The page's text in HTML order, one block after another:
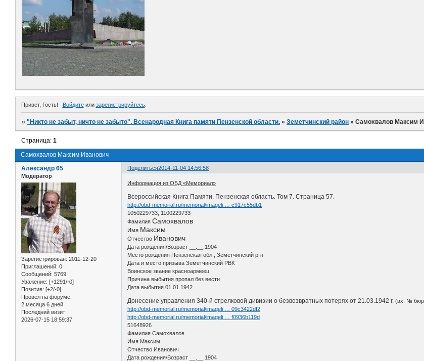
Привет, Гость! Войдитеили зарегистрируйтесь.
»"Никто не забыт, ничто не забыто". Всенародная Книга памяти Пензенской области. »Земетчинский район »Самохвалов Максим
Самохвалов Максим Иванович
Страница:1
Поделиться2014-11-04 14:56:58
Александр 65
Модератор
Зарегистрирован: 2011-12-20
Приглашений: 0
Сообщений: 5769
Уважение: [+1291/-0]
Позитив: [+2/-0]
Провел на форуме:
2 месяца 6 дней
Последний визит:
2026-07-15 18:59:37
Информация из ОБД «Мемориал»
Всероссийская Книга Памяти. Пензенская область. Том 7. Страница 57.
http://obd-memorial.ru/memorial/imageli … c917c55db1
1050229733, 1100229733
ФамилияСамохвалов
Имя Максим
Отчество Иванович
Дата рождения/Возраст __.__.1904
Место рождения Пензенская обл., Земетчинский р-н
Дата и место призыва Земетчинский РВК
Воинское звание красноармеец
Причина выбытия пропал без вести
Дата выбытия 01.01.1942
Донесение управления 340-й стрелковой дивизии о безвозвратных потерях от 21.03.1942 г. (вх. №
http://obd-memorial.ru/memorial/imageli … 09c3422df2
http://obd-memorial.ru/memorial/imageli … f0936b119d
51648926
Фамилия Самохвалов
Имя Максим
Отчество Иванович
Дата рождения/Возраст __.__.1904